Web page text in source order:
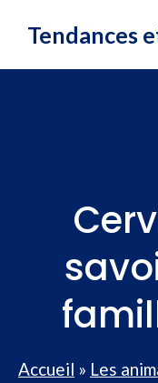
Tendances
Accueil » Les